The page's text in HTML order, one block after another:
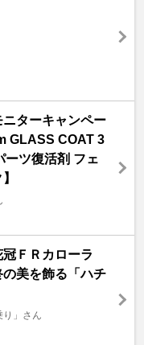
ターキャンペー
GLASS COAT 3
ーツ復活剤 フェ
ＦＲカローラ
美を飾る「ハチ
り」さん